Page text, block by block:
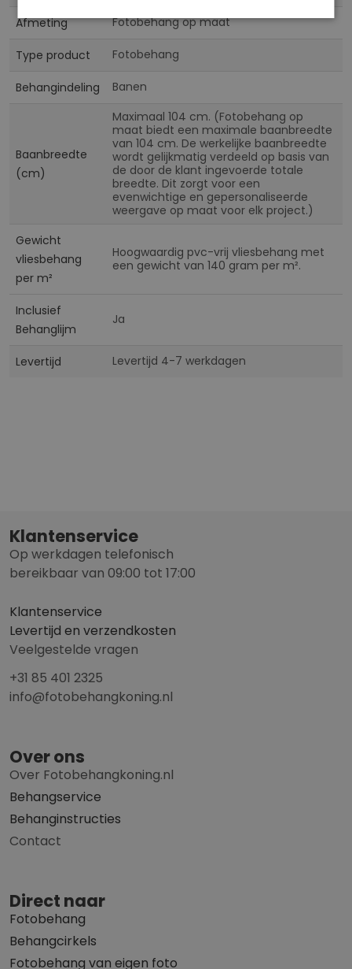
Afmeting Fotobehang op maat
Type product Fotobehang
Behangindeling Banen
Baanbreedte
(cm)
Maximaal 104 cm. (Fotobehang op
maat biedt een maximale baanbreedte
van 104 cm. De werkelijke baanbreedte
wordt gelijkmatig verdeeld op basis van
de door de klant ingevoerde totale
breedte. Dit zorgt voor een
evenwichtige en gepersonaliseerde
weergave op maat voor elk project.)
Gewicht
vliesbehang
per m²
Hoogwaardig pvc-vrij vliesbehang met
een gewicht van 140 gram per m².
Inclusief
Behanglijm
Ja
Levertijd Levertijd 4-7 werkdagen
Klantenservice
Op werkdagen telefonisch
bereikbaar van 09:00 tot 17:00
Klantenservice
Levertijd en verzendkosten
Veelgestelde vragen
+31 85 401 2325
info@fotobehangkoning.nl
Over ons
Over Fotobehangkoning.nl
Behangservice
Behanginstructies
Contact
Direct naar
Fotobehang
Behangcirkels
Fotobehang van eigen foto